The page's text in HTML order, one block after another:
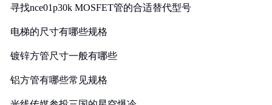
寻找nce01p30k MOSFET管的合适替代型号
电梯的尺寸有哪些规格
镀锌方管尺寸一般有哪些
铝方管有哪些常见规格